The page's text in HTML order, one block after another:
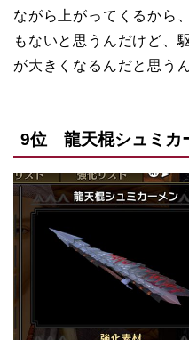
ながら上がってくるから
もないと思うんだけど、
が大きくなるんだと思うん
9位 龍天棍シュミ